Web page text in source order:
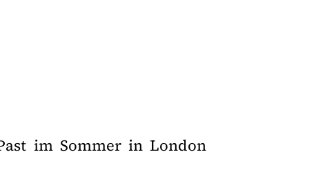
im Sommer in London